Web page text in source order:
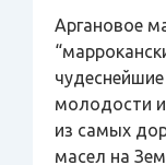
Аргановое
молодости
из самых
масел на